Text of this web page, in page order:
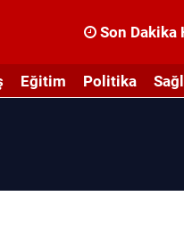
Son Dakika
Eğitim Politika